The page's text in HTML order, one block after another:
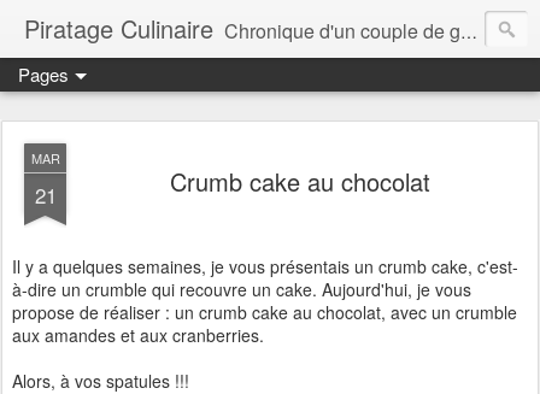
Piratage Culinaire Chronique d'un couple de gourmands
Pages
MAR
21 Crumb cake au chocolat
Il y a quelques semaines, je vous présentais un crumb cake, c'est-
à-dire un crumble qui recouvre un cake. Aujourd'hui, je vous
propose de réaliser : un crumb cake au chocolat, avec un crumble
aux amandes et aux cranberries.
Alors, à vos spatules !!!